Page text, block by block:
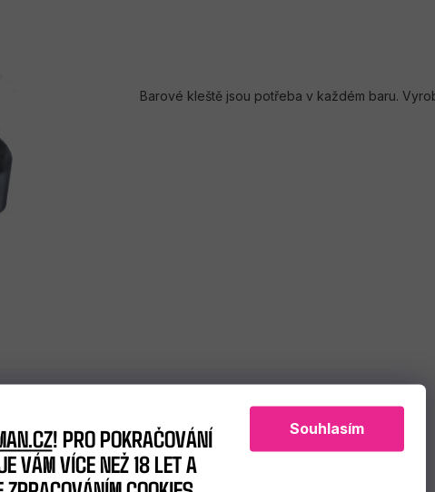
! PRO POKRAČOVÁNÍ
VÁM VÍCE NEŽ 18 LET A
Souhlasím
Barové kleště jsou potřeba v každém baru.